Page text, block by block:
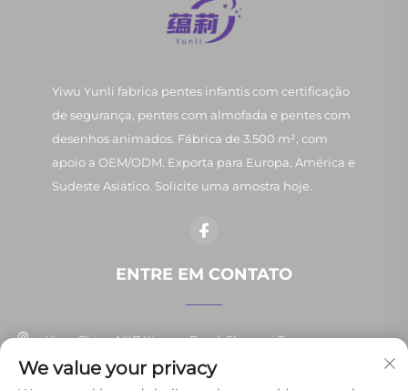
Yiwu Yunli fabrica pentes infantis com certificação
de segurança, pentes com almofada e pentes com
desenhos animados. Fábrica de 3.500 m², com
apoio a OEM/ODM. Exporta para Europa, América e
Sudeste Asiático. Solicite uma amostra hoje.
ENTRE EM CONTATO
Yiwu China Nº 7 Xinpan Road, Shangxi Town
+86-13037647878
We value your privacy